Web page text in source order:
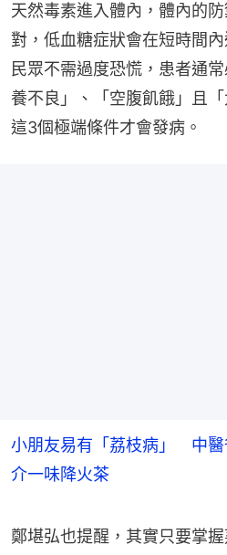
天然毒素進入體內，體內的
對，低血糖症狀會在短時間
民眾不需過度恐慌，患者通
養不良」、「空腹飢餓」且「
這3個極端條件才會發病。
小朋友易有「荔枝病」 中醫
介一味降火茶
鄭堪弘也提醒，其實只要掌